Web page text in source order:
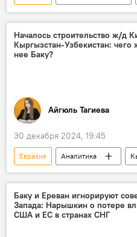
Грузия
ЕС
Коридор
Началось строительство ж/д
Кыргызстан-Узбекистан: чего
нее Баку?
Айгюль Тагиева
30 декабря 2024, 19:45
Евразия Аналитика
Китай
Узбекистан
Железная дорога
Садыр Жапаров
международный транспортный
Баку и Ереван игнорируют
Запада: Нарышкин о потере
США и ЕС в странах СНГ